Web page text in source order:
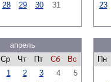
28 29 30 31
23
апрель
Ср Чт Пт Сб
Вс
1
2 3 4
5
Пн